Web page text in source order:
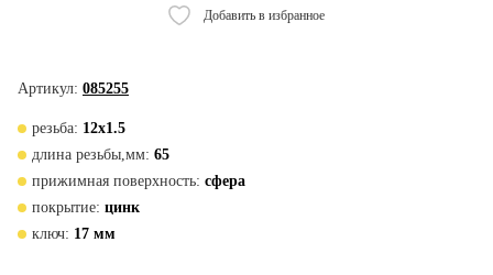
Добавить в избранное
Артикул: 085255
резьба: 12х1.5
длина резьбы,мм: 65
прижимная поверхность: сфера
покрытие: цинк
ключ: 17 мм